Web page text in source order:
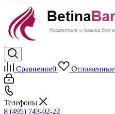
Сравнение0 Отложенные
Телефоны
8 (495) 743-02-22